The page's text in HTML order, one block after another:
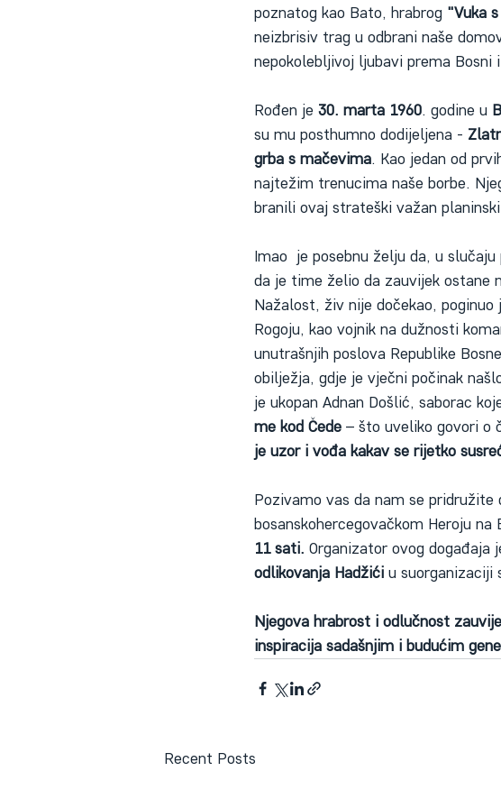
poznatog kao Bato, hrabrog "Vuka
neizbrisiv trag u odbrani naše
nepokolebljivoj ljubavi prema Bosni
Rođen je 30. marta 1960. godine u
su mu posthumno dodijeljena -
grba s mačevima. Kao jedan od
najtežim trenucima naše borbe.
branili ovaj strateški važan
Imao  je posebnu želju da, u
da je time želio da zauvijek ostane
Nažalost, živ nije dočekao, poginuo
Rogoju, kao vojnik na dužnosti
unutrašnjih poslova Republike
obilježja, gdje je vječni počinak
je ukopan Adnan Došlić, saborac
me kod Čede – što uveliko govori o
je uzor i vođa kakav se rijetko
Pozivamo vas da nam se
bosanskohercegovačkom Heroju
11 sati. Organizator ovog događaja
odlikovanja Hadžići u suorganizaciji
Njegova hrabrost i odlučnost
inspiracija sadašnjim i budućim
Recent Posts